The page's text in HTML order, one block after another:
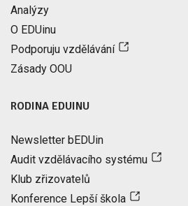
Analýzy
O EDUinu
Podporuju vzdělávání
Zásady OOU
RODINA EDUINU
Newsletter bEDUin
Audit vzdělávacího systému
Klub zřizovatelů
Konference Lepší škola